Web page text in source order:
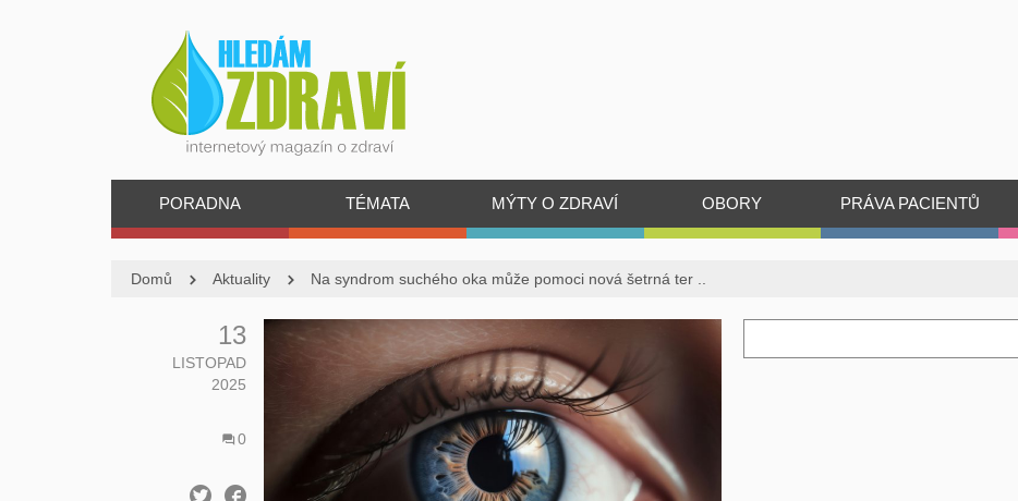
PORADNA TÉMATA MÝTY O ZDRAVÍ OBORY PRÁVA PACIENTŮ
Domů Aktuality Na syndrom suchého oka může pomoci nová šetrná ter ..
13
LISTOPAD
2025
0